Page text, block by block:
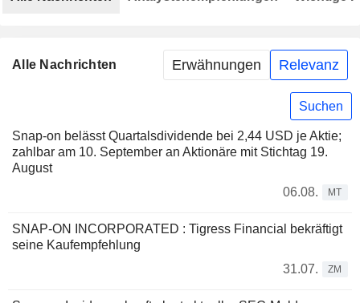
Alle Nachrichten Erwähnungen Relevanz
Suchen
Snap-on belässt Quartalsdividende bei 2,44 USD je Aktie;
zahlbar am 10. September an Aktionäre mit Stichtag 19.
August
06.08.
MT
SNAP-ON INCORPORATED : Tigress Financial bekräftigt
seine Kaufempfehlung
31.07.
ZM